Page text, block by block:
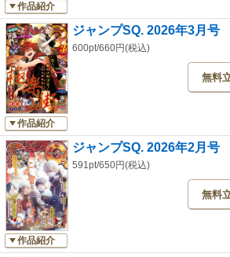
作品紹介
作品紹介
ジャンプSQ. 2026年3月号
600pt/660円(税込)
無料
作品紹介
ジャンプSQ. 2026年2月号
591pt/650円(税込)
無料